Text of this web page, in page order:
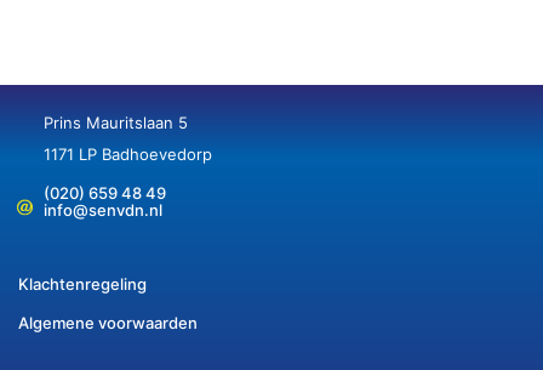
Prins Mauritslaan 5
1171 LP Badhoevedorp
(020) 659 48 49
info@senvdn.nl
Klachtenregeling
Algemene voorwaarden